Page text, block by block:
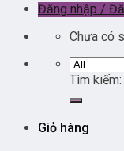
Đăng nhập /
Chưa có
Tìm kiếm:
Giỏ hàng